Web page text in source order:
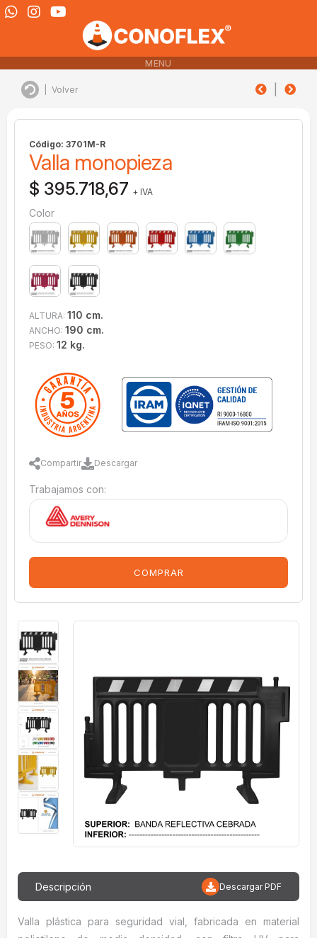
MENU
Volver
Código: 3701M-R
Valla monopieza
$ 395.718,67 + IVA
Color
ALTURA: 110 cm.
ANCHO: 190 cm.
PESO: 12 kg.
Compartir Descargar
Trabajamos con:
COMPRAR
Descripción Descargar PDF
Valla plástica para seguridad vial, fabricada en material